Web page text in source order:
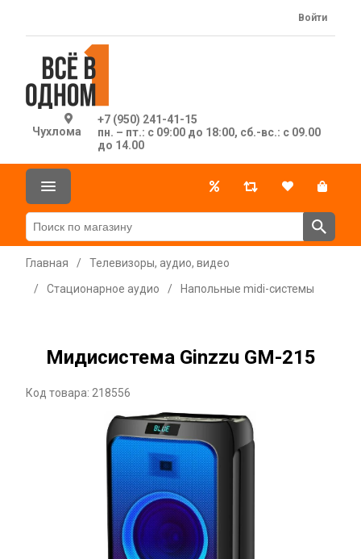
Чухлома
+7 (950) 241-41-15
пн. – пт.: с 09:00 до 18:00, сб.-вс.: с 09.00
до 14.00
Войти
Главная /
Телевизоры, аудио, видео
/
Стационарное аудио / Напольные midi-системы
Мидисистема Ginzzu GM-215
Код товара: 218556